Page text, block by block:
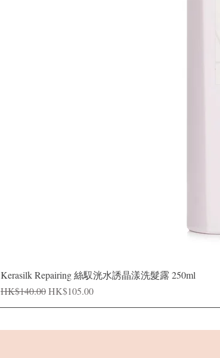
Kerasilk Repairing 絲馭洸水誘晶漾洗髮露 250ml
Regular Price
HK$140.00Sale Price
HK$105.00